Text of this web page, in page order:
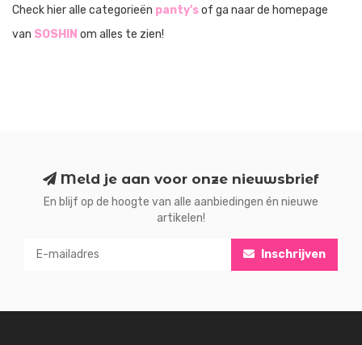
Check hier alle categorieën panty'sof ga naar de homepage
van SOSHIN om alles te zien!
Meld je aan voor onze nieuwsbrief
En blijf op de hoogte van alle aanbiedingen én nieuwe
artikelen!
Inschrijven